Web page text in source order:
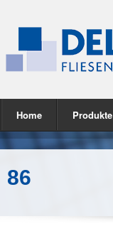
Home Produkte
86